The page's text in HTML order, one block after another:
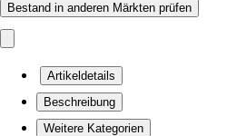
Bestand in anderen Märkten prüfen
Artikeldetails
Beschreibung
Weitere Kategorien